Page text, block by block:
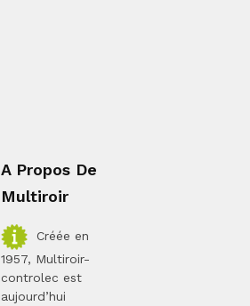
A Propos De
Multiroir
Créée en
1957, Multiroir-
controlec est
aujourd’hui